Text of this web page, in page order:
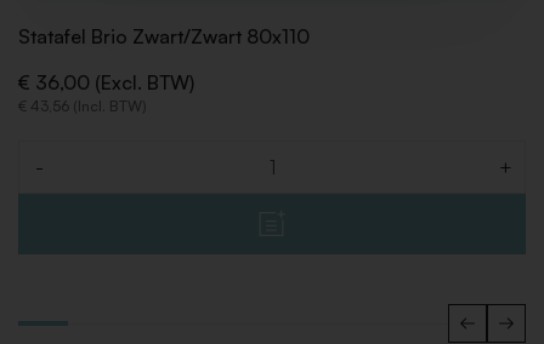
Statafel Brio Zwart/Zwart 80x110
€ 36,00 (Excl. BTW)
€ 43,56 (Incl. BTW)
- +